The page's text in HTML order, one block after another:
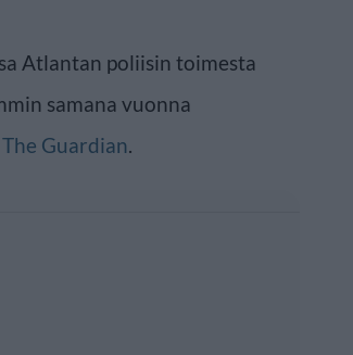
Atlantan poliisin toimesta
samana vuonna
The Guardian